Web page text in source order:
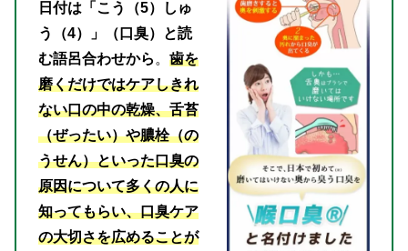
日付は「こう（5）しゅ
う（4）」（口臭）と読
む語呂合わせから 。 歯を
磨くだけではケアしきれ
ない口の中の乾燥、舌苔
（ぜったい）や膿栓（の
うせん）といった口臭の
原因について多くの人に
知ってもらい、口臭ケア
の大切さを広めることが